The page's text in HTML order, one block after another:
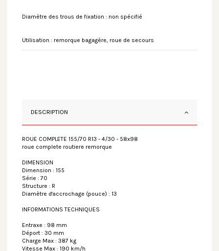
Diamètre des trous de fixation : non spécifié
Utilisation : remorque bagagère, roue de secours
DESCRIPTION
ROUE COMPLETE 155/70 R13 - 4/30 - 58x98
roue complete routiere remorque
DIMENSION
Dimension : 155
Série : 70
Structure : R
Diamètre d'accrochage (pouce) : 13
INFORMATIONS TECHNIQUES
Entraxe : 98 mm
Déport : 30 mm
Charge Max : 387 kg
Vitesse Max : 190 km/h